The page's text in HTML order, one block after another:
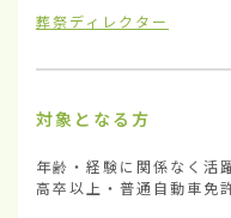
葬祭ディレクター
対象となる方
年齢・経験に関係なく活
高卒以上・普通自動車免